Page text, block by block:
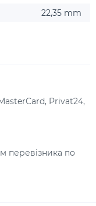
22,35 mm
Privat24,
перевізника по